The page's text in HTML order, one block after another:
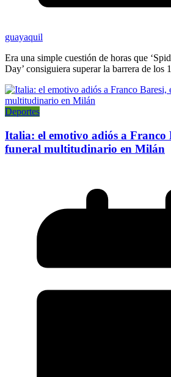
guayaquil
Era una simple cuestión de horas que
Day’ consiguiera superar la barrera de los
Deportes
Italia: el emotivo adiós a Franco
funeral multitudinario en Milán